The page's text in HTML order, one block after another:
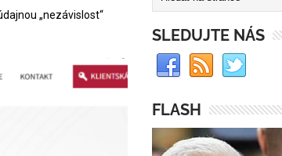
„nezávislost“
SLEDUJTE NÁS
FLASH